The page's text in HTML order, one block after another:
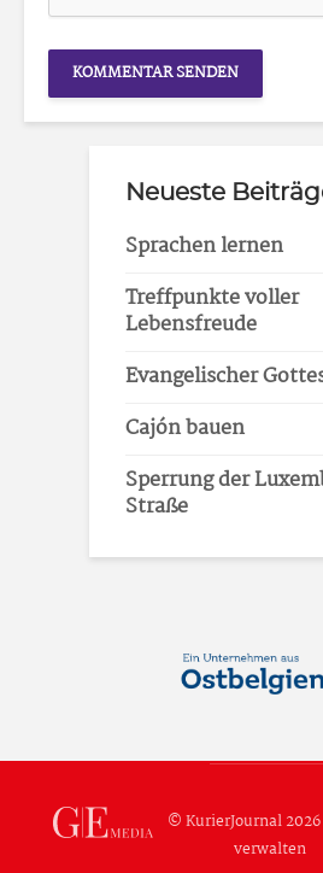
Neueste
Sprachen lernen
Treffpunkte voller
Lebensfreude
Evangelischer
Cajón bauen
Sperrung der
Straße
© KurierJournal
verwalten